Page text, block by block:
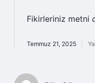
Fikirleriniz metni
Temmuz 21, 2025